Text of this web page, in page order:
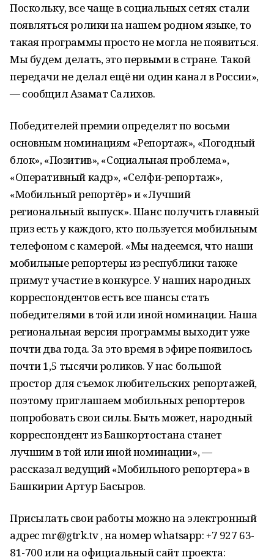
Поскольку, все чаще в социальных сетях стали
появляться ролики на нашем родном языке, то
такая программы просто не могла не появиться.
Мы будем делать, это первыми в стране. Такой
передачи не делал ещё ни один канал в России»,
— сообщил Азамат Салихов.
Победителей премии определят по восьми
основным номинациям «Репортаж», «Погодный
блок», «Позитив», «Социальная проблема»,
«Оперативный кадр», «Селфи-репортаж»,
«Мобильный репортёр» и «Лучший
региональный выпуск». Шанс получить главный
приз есть у каждого, кто пользуется мобильным
телефоном с камерой. «Мы надеемся, что наши
мобильные репортеры из республики также
примут участие в конкурсе. У наших народных
корреспондентов есть все шансы стать
победителями в той или иной номинации. Наша
региональная версия программы выходит уже
почти два года. За это время в эфире появилось
почти 1,5 тысячи роликов. У нас большой
простор для съемок любительских репортажей,
поэтому приглашаем мобильных репортеров
попробовать свои силы. Быть может, народный
корреспондент из Башкортостана станет
лучшим в той или иной номинации», —
рассказал ведущий «Мобильного репортера» в
Башкирии Артур Басыров.
Присылать свои работы можно на электронный
адрес mr@gtrk.tv , на номер whatsapp: +7 927 63-
81-700 или на официальный сайт проекта: